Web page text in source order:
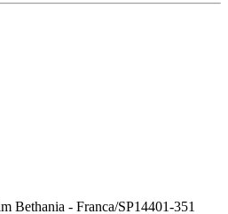
Bethania - Franca/SP14401-351